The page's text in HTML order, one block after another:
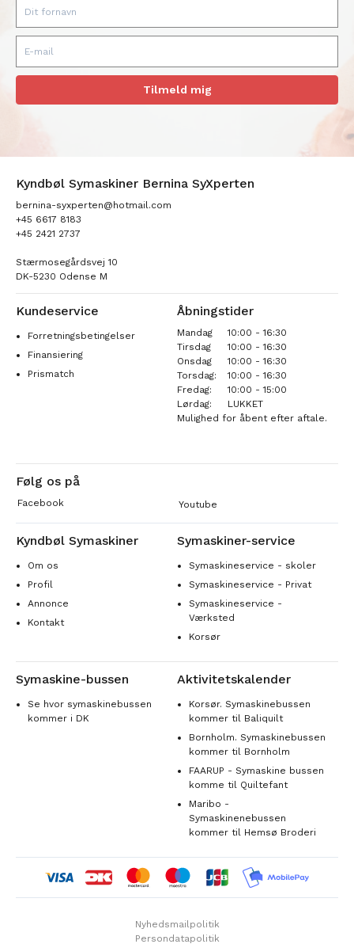
Tilmeld mig
Kyndbøl Symaskiner Bernina SyXperten
bernina-syxperten@hotmail.com
+45 6617 8183
+45 2421 2737
Stærmosegårdsvej 10
DK-5230 Odense M
Kundeservice
Forretningsbetingelser
Finansiering
Prismatch
Åbningstider
Mandag
10:00 - 16:30
Tirsdag
10:00 - 16:30
Onsdag
10:00 - 16:30
Torsdag:
10:00 - 16:30
Fredag:
10:00 - 15:00
Lørdag:
LUKKET
Mulighed for åbent efter aftale.
Følg os på
Facebook Youtube
Kyndbøl Symaskiner
Om os
Profil
Annonce
Kontakt
Symaskiner-service
Symaskineservice - skoler
Symaskineservice - Privat
Symaskineservice -
Værksted
Korsør
Symaskine-bussen
Se hvor symaskinebussen
kommer i DK
Aktivitetskalender
Korsør. Symaskinebussen
kommer til Baliquilt
Bornholm. Symaskinebussen
kommer til Bornholm
FAARUP - Symaskine bussen
komme til Quiltefant
Maribo -
Symaskinenebussen
kommer til Hemsø Broderi
Nyhedsmailpolitik
Persondatapolitik